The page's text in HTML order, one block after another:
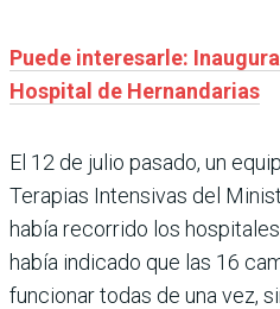
Puede interesarle:
Hospital de Hernandarias
El 12 de julio pasado, un
Terapias Intensivas del
había recorrido los
había indicado que las 16
funcionar todas de una vez,